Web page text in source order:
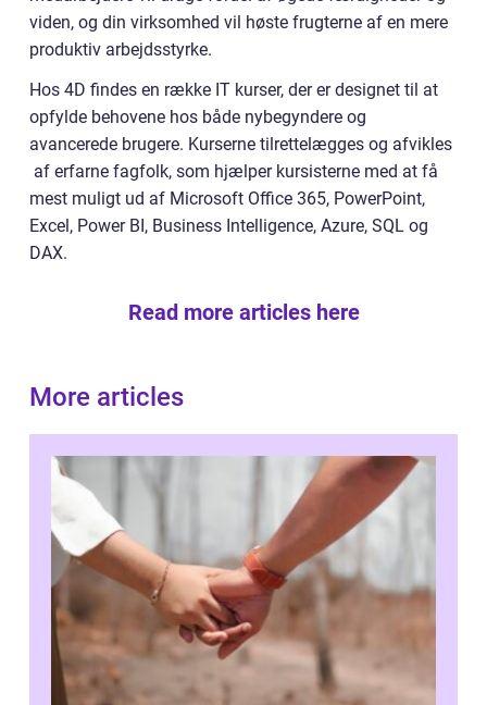
viden, og din virksomhed vil høste frugterne af en mere
produktiv arbejdsstyrke.
Hos 4D findes en række IT kurser, der er designet til at
opfylde behovene hos både nybegyndere og
avancerede brugere. Kurserne tilrettelægges og afvikles
af erfarne fagfolk, som hjælper kursisterne med at få
mest muligt ud af Microsoft Office 365, PowerPoint,
Excel, Power BI, Business Intelligence, Azure, SQL og
DAX.
Read more articles here
More articles